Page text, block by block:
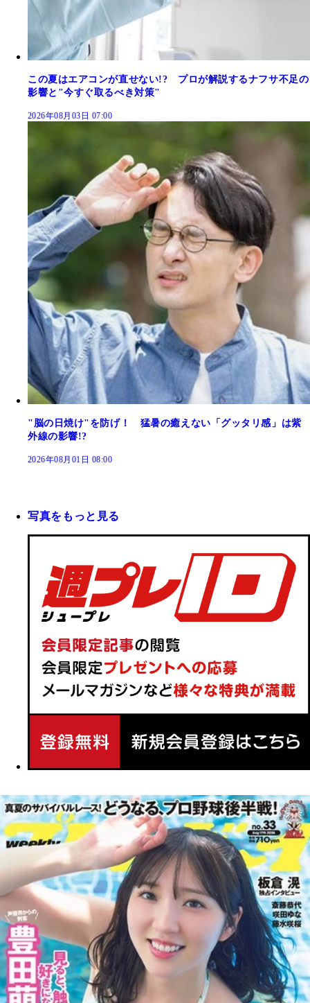
この夏はエアコンが直せない!? プロが解説するナフサ不足の
影響と"今すぐ取るべき対策"
2026年08月03日 07:00
"脳の日焼け"を防げ！ 猛暑の癒えない「グッタリ感」は紫
外線の影響!?
2026年08月01日 08:00
写真をもっと見る